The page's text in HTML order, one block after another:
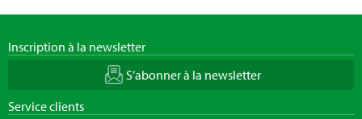
Inscription à la newsletter
S’abonner à la newsletter
Service clients